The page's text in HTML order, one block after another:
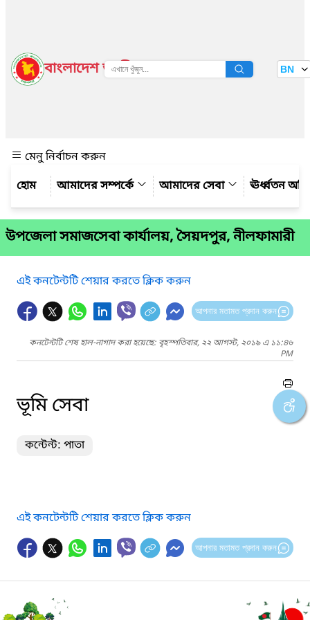
বাংলাদেশ জাতীয় তথ্য বাতায়ন BN
মেনু নির্বাচন করুন
আমাদের সম্পর্কে
আমাদের সেবা ঊর্ধ্বতন
উপজেলা সমাজসেবা কার্যালয়, সৈয়দপুর, নীলফামারী
এই কনটেন্টটি শেয়ার করতে ক্লিক করুন
আপনার মতামত প্রদান করুন
কনটেন্টটি শেষ হাল-নাগাদ করা হয়েছে: বৃহস্পতিবার, ২২ আগস্ট, ২০১৯ এ ১১:৪৬
PM
ভূমি সেবা
কন্টেন্ট: পাতা
এই কনটেন্টটি শেয়ার করতে ক্লিক করুন
আপনার মতামত প্রদান করুন